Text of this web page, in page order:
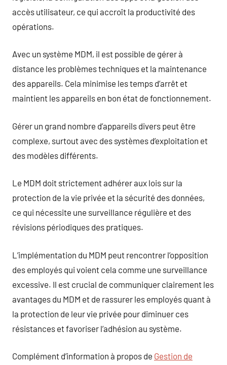
accès utilisateur, ce qui accroît la productivité des
opérations.
Avec un système MDM, il est possible de gérer à
distance les problèmes techniques et la maintenance
des appareils. Cela minimise les temps d’arrêt et
maintient les appareils en bon état de fonctionnement.
Gérer un grand nombre d’appareils divers peut être
complexe, surtout avec des systèmes d’exploitation et
des modèles différents.
Le MDM doit strictement adhérer aux lois sur la
protection de la vie privée et la sécurité des données,
ce qui nécessite une surveillance régulière et des
révisions périodiques des pratiques.
L’implémentation du MDM peut rencontrer l’opposition
des employés qui voient cela comme une surveillance
excessive. Il est crucial de communiquer clairement les
avantages du MDM et de rassurer les employés quant à
la protection de leur vie privée pour diminuer ces
résistances et favoriser l’adhésion au système.
Complément d’information à propos de Gestion de